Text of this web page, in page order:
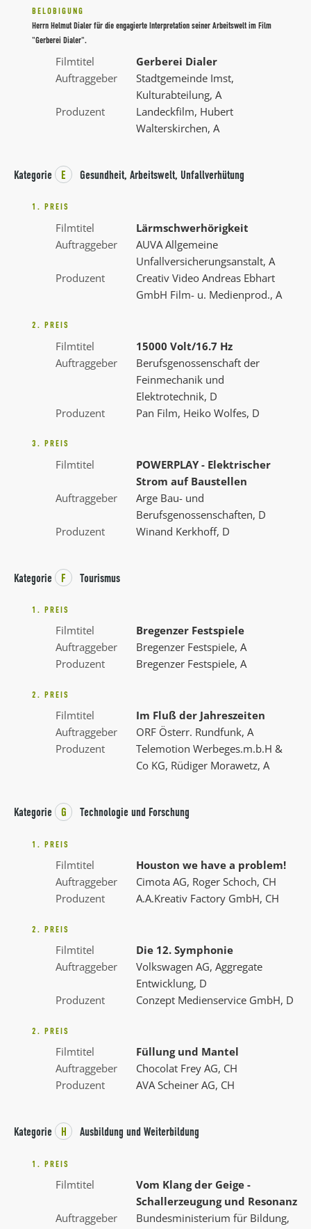
BELOBIGUNG
Herrn Helmut Dialer für die engagierte Interpretation seiner Arbeitswelt im Film
"Gerberei Dialer".
Filmtitel
Gerberei Dialer
Auftraggeber
Stadtgemeinde Imst,
Kulturabteilung, A
Produzent
Landeckfilm, Hubert
Walterskirchen, A
Kategorie E Gesundheit, Arbeitswelt, Unfallverhütung
1. PREIS
Filmtitel
Lärmschwerhörigkeit
Auftraggeber
AUVA Allgemeine
Unfallversicherungsanstalt, A
Produzent
Creativ Video Andreas Ebhart
GmbH Film- u. Medienprod., A
2. PREIS
Filmtitel
15000 Volt/16.7 Hz
Auftraggeber
Berufsgenossenschaft der
Feinmechanik und
Elektrotechnik, D
Produzent
Pan Film, Heiko Wolfes, D
3. PREIS
Filmtitel
POWERPLAY - Elektrischer
Strom auf Baustellen
Auftraggeber
Arge Bau- und
Berufsgenossenschaften, D
Produzent
Winand Kerkhoff, D
Kategorie F Tourismus
1. PREIS
Filmtitel
Bregenzer Festspiele
Auftraggeber
Bregenzer Festspiele, A
Produzent
Bregenzer Festspiele, A
2. PREIS
Filmtitel
Im Fluß der Jahreszeiten
Auftraggeber
ORF Österr. Rundfunk, A
Produzent
Telemotion Werbeges.m.b.H &
Co KG, Rüdiger Morawetz, A
Kategorie G Technologie und Forschung
1. PREIS
Filmtitel
Houston we have a problem!
Auftraggeber
Cimota AG, Roger Schoch, CH
Produzent
A.A.Kreativ Factory GmbH, CH
2. PREIS
Filmtitel
Die 12. Symphonie
Auftraggeber
Volkswagen AG, Aggregate
Entwicklung, D
Produzent
Conzept Medienservice GmbH, D
2. PREIS
Filmtitel
Füllung und Mantel
Auftraggeber
Chocolat Frey AG, CH
Produzent
AVA Scheiner AG, CH
Kategorie H Ausbildung und Weiterbildung
1. PREIS
Filmtitel
Vom Klang der Geige -
Schallerzeugung und Resonanz
Auftraggeber
Bundesministerium für Bildung,